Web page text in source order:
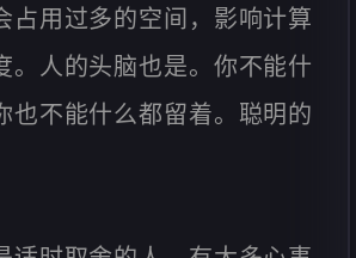
占用过多的空间，影响计算
。人的头脑也是。你不能什
也不能什么都留着。聪明的